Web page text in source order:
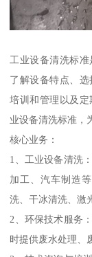
工业设备清洗标
了解设备特点、
培训和管理以及
业设备清洗标准，
核心业务：
1、工业设备清洗
加工、汽车制造
洗、干冰清洗、激
2、环保技术服务
时提供废水处理、